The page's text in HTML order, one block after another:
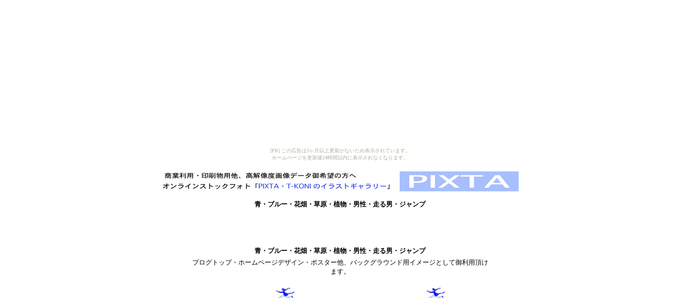
[PR] この広告は3ヶ月以上更新がないため表示されています。
ホームページを更新後24時間以内に表示されなくなります。
青・ブルー・花畑・草原・植物・男性・走る男・ジャンプ
青・ブルー・花畑・草原・植物・男性・走る男・ジャンプ
ブログトップ・ホームページデザイン・ポスター他、バックグラウンド用イメージとして御利用頂け
ます。